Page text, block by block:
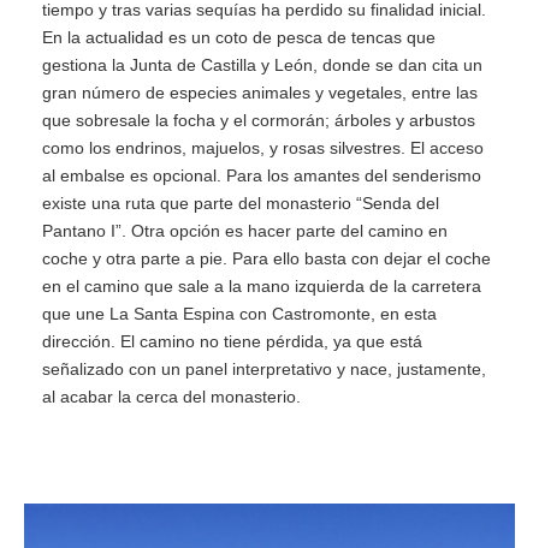
tiempo y tras varias sequías ha perdido su finalidad inicial.
En la actualidad es un coto de pesca de tencas que
gestiona la Junta de Castilla y León, donde se dan cita un
gran número de especies animales y vegetales, entre las
que sobresale la focha y el cormorán; árboles y arbustos
como los endrinos, majuelos, y rosas silvestres. El acceso
al embalse es opcional. Para los amantes del senderismo
existe una ruta que parte del monasterio “Senda del
Pantano I”. Otra opción es hacer parte del camino en
coche y otra parte a pie. Para ello basta con dejar el coche
en el camino que sale a la mano izquierda de la carretera
que une La Santa Espina con Castromonte, en esta
dirección. El camino no tiene pérdida, ya que está
señalizado con un panel interpretativo y nace, justamente,
al acabar la cerca del monasterio.